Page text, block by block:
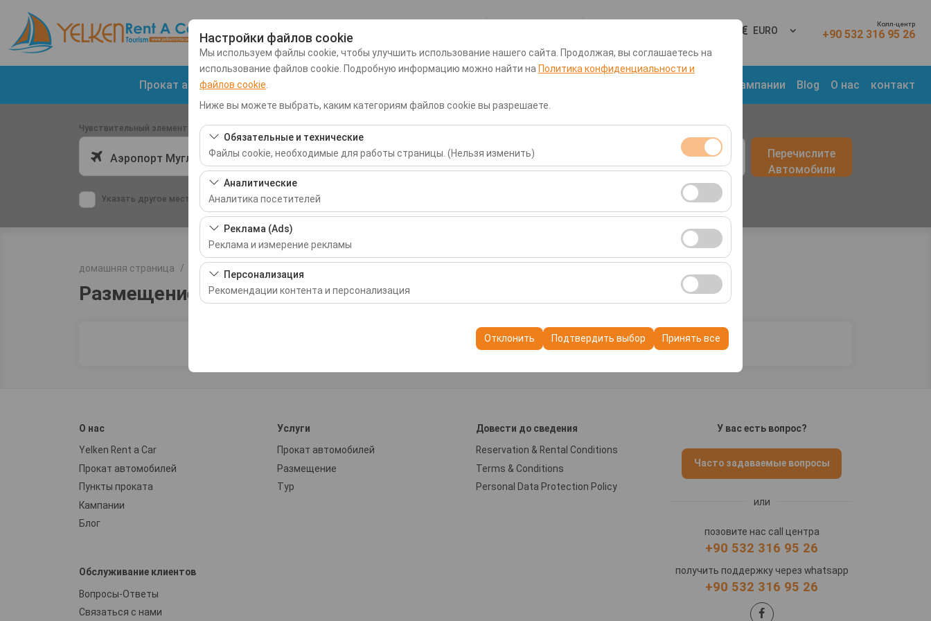
Настройки файлов cookie
Мы используем файлы cookie, чтобы улучшить использование нашего сайта. Продолжая, вы соглашаетесь на
использование файлов cookie. Подробную информацию можно найти на Политика конфиденциальности и
файлов cookie
Ниже вы можете выбрать, каким категориям файлов cookie вы разрешаете.
Обязательные и технические
Файлы cookie, необходимые для работы страницы. (Нельзя изменить)
Эти файлы cookie необходимы для корректной работы сайта, безопасности, управления сеансами и
базовых функций. Их нельзя отключить.
Аналитические
Аналитика посетителей
Эти файлы cookie позволяют нам анализировать, как используется наш сайт (количество посетителей,
самые посещаемые страницы, поведение пользователей). Эти данные используются для оценки
производительности сайта и постоянного улучшения пользовательского опыта.
Реклама (Ads)
Реклама и измерение рекламы
Эти файлы cookie позволяют показывать вам персонализированную рекламу в соответствии с вашими
интересами и измерять эффективность наших рекламных кампаний (показы, коэффициент
кликабельности).
Персонализация
Рекомендации контента и персонализация
платформе путем сохранения настроек пользовательского интерфейса, языковых предпочтений и других
Отклонить Подтвердить выбор Принять все
EURO
Колл-центр
+90 532 316 95 26
Прокат автомобилей в аэропорту Даламан Кампании Blog О нас контакт
Чувствительный элемент
Аэропорт Мугла-Даламан (DLM)
Указать другое место возврата машины
Дата и время пуска
09:00
Дата и время возврата
09:00
Перечислите
Автомобили
домашняя страница Размещение
Размещение
О нас
Yelken Rent a Car
Прокат автомобилей
Пункты проката
Кампании
Блог
Услуги
Прокат автомобилей
Размещение
Тур
Довести до сведения
Reservation & Rental Conditions
Terms & Conditions
Personal Data Protection Policy
Обслуживание клиентов
Вопросы-Ответы
Связаться с нами
У вас есть вопрос?
Часто задаваемые вопросы
или
позовите нас call центра
+90 532 316 95 26
получить поддержку через whatsapp
+90 532 316 95 26